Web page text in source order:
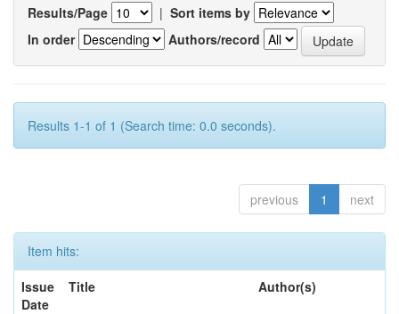
Results/Page | Sort items by
In order
Authors/record
Results 1-1 of 1 (Search time: 0.0 seconds).
previous 1 next
Item hits:
Issue
Date
Title Author(s)